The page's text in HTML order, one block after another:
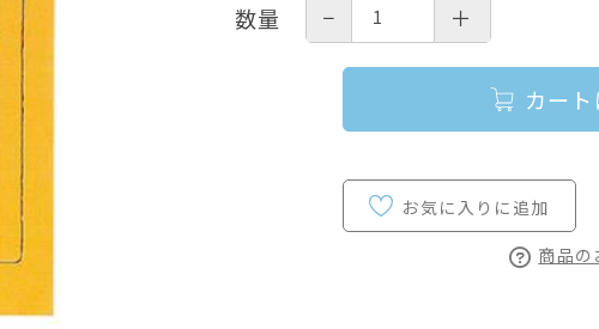
数量 − ＋
カー
商品の